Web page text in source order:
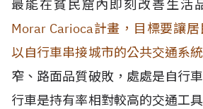
最能在貧民窟內即刻改善生活
Morar Carioca計畫，目標要讓
以自行車串接城市的公共交通系統
窄、路面品質破敗，處處是自行
行車是持有率相對較高的交通工